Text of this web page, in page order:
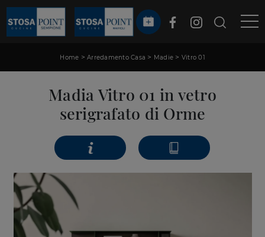
Home > Arredamento Casa > Madie > Vitro 01
Madia Vitro 01 in vetro
serigrafato di Orme